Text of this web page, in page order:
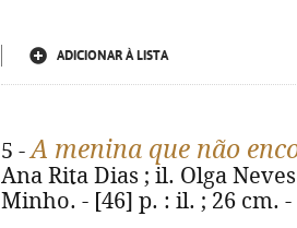
ADICIONAR À LISTA
5 -A menina que não
Ana Rita Dias ; il. Olga
Minho. - [46] p. : il. ; 26 cm. -